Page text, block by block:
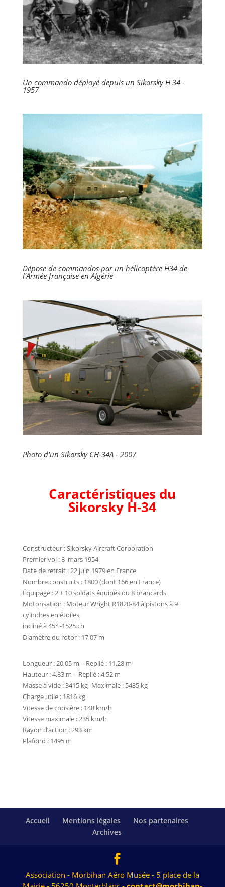
Un commando déployé depuis un Sikorsky H 34 -
1957
Dépose de commandos par un hélicoptère H34 de
l'Armée française en Algérie
Photo d'un Sikorsky CH-34A - 2007
Caractéristiques du
Sikorsky H-34
Constructeur : Sikorsky Aircraft Corporation
Premier vol : 8 mars 1954
Date de retrait : 22 juin 1979 en France
Nombre construits : 1800 (dont 166 en France)
Équipage : 2 + 10 soldats équipés ou 8 brancards
Motorisation : Moteur Wright R1820-84 à pistons à 9
cylindres en étoiles,
incliné à 45° -1525 ch
Diamètre du rotor : 17,07 m
Longueur : 20,05 m – Replié : 11,28 m
Hauteur : 4,83 m – Replié : 4,52 m
Masse à vide : 3415 kg -Maximale : 5435 kg
Charge utile : 1816 kg
Vitesse de croisière : 148 km/h
Vitesse maximale : 235 km/h
Rayon d’action : 293 km
Plafond : 1495 m
Accueil Mentions légales
Nos partenaires
Archives
Association - Morbihan Aéro Musée - 5 place de la